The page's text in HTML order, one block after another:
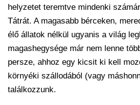
helyzetet teremtve mindenki
Tátrát. A magasabb bérceken,
élő állatok nélkül ugyanis a világ
magashegysége már nem lenne
persze, ahhoz egy kicsit ki kell
környéki szállodából (vagy
találkozzunk.